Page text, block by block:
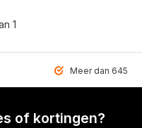
1
Meer dan 6459
of kortingen?